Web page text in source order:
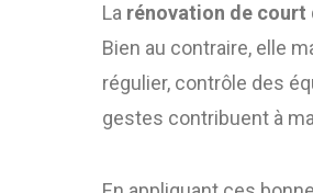
La rénovation de court
Bien au contraire, elle
régulier, contrôle des
gestes contribuent à